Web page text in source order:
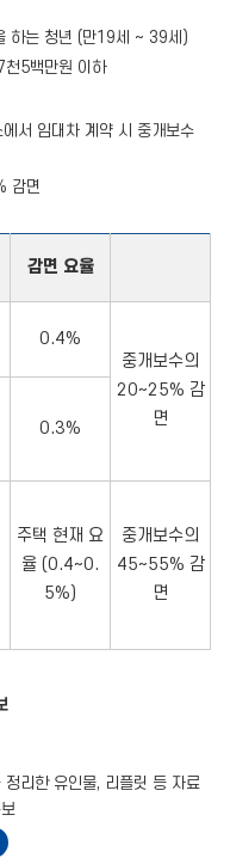
하는 청년 (만19세 ~ 39세)
5백만원 이하
서 임대차 계약 시 중개보수
감면
감면 요율
0.4%
중개보수의
20~25% 감
면
0.3%
주택 현재 요
율 (0.4~0.
5%)
중개보수의
45~55% 감
면
리한 유인물, 리플릿 등 자료